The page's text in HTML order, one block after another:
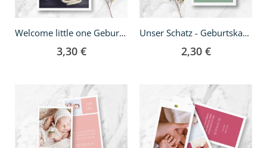
Welcome little one Geburtskarte - Klappkarte quadratisch
3,30 €
Unser Schatz - Geburtskarte A5
2,30 €